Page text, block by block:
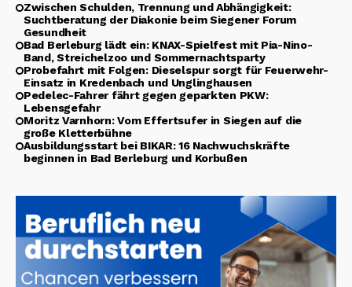
Zwischen Schulden, Trennung und Abhängigkeit:
Suchtberatung der Diakonie beim Siegener Forum
Gesundheit
Bad Berleburg lädt ein: KNAX-Spielfest mit Pia-Nino-
Band, Streichelzoo und Sommernachtsparty
Probefahrt mit Folgen: Dieselspur sorgt für Feuerwehr-
Einsatz in Kredenbach und Unglinghausen
Pedelec-Fahrer fährt gegen geparkten PKW:
Lebensgefahr
Moritz Varnhorn: Vom Effertsufer in Siegen auf die
große Kletterbühne
Ausbildungsstart bei BIKAR: 16 Nachwuchskräfte
beginnen in Bad Berleburg und Korbußen